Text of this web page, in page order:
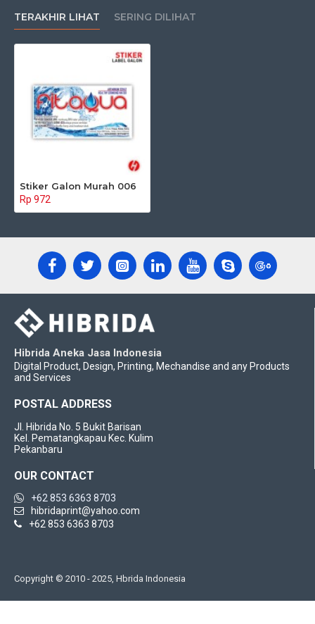
TERAKHIR LIHAT SERING DILIHAT
Stiker Galon Murah 006
Rp 972
Hibrida Aneka Jasa Indonesia
Digital Product, Design, Printing, Mechandise and any Products
and Services
POSTAL ADDRESS
Jl. Hibrida No. 5 Bukit Barisan
Kel. Pematangkapau Kec. Kulim
Pekanbaru
OUR CONTACT
+62 853 6363 8703
hibridaprint@yahoo.com
+62 853 6363 8703
Copyright © 2010 - 2025, Hbrida Indonesia